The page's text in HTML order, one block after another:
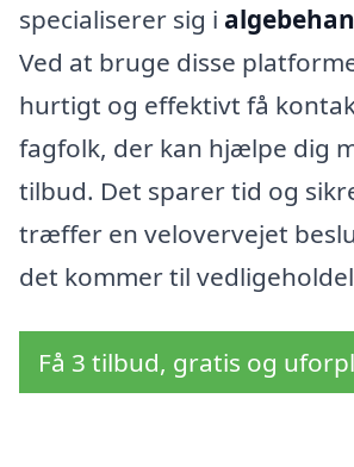
specialiserer sig i
Ved at bruge disse
hurtigt og effektivt få
fagfolk, der kan hjælpe dig
tilbud. Det sparer tid og
træffer en velovervejet
det kommer til
Få 3 tilbud, gratis og